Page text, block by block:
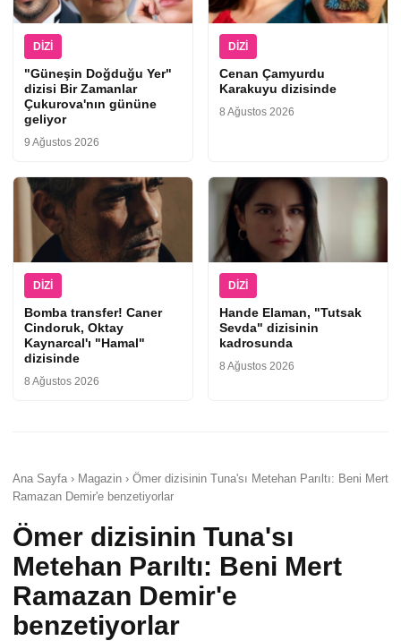
DIZI
"Güneşin Doğduğu Yer"
dizisi Bir Zamanlar
Çukurova'nın gününe
geliyor
9 Ağustos 2026
DIZI
Cenan Çamyurdu
Karakuyu dizisinde
8 Ağustos 2026
DIZI
Bomba transfer! Caner
Cindoruk, Oktay
Kaynarcal'ı "Hamal"
dizisinde
8 Ağustos 2026
DIZI
Hande Elaman, "Tutsak
Sevda" dizisinin
kadrosunda
8 Ağustos 2026
Ana Sayfa › Magazin › Ömer dizisinin Tuna'sı Metehan Parıltı: Beni Mert
Ramazan Demir'e benzetiyorlar
Ömer dizisinin Tuna'sı
Metehan Parıltı: Beni Mert
Ramazan Demir'e
benzetiyorlar